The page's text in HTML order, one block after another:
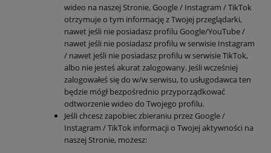
wideo na naszej Stronie, Google / Instagram / TikTok
otrzymuje o tym informację z Twojej przeglądarki,
nawet jeśli nie posiadasz profilu Google/YouTube /
nawet jeśli nie posiadasz profilu w serwisie Instagram
/ nawet jeśli nie posiadasz profilu w serwisie TikTok,
albo nie jesteś akurat zalogowany. Jeśli wcześniej
zalogowałeś się do w/w serwisu, to usługodawca ten
będzie mógł bezpośrednio przyporządkować
odtworzenie wideo do Twojego profilu.
Jeśli chcesz zapobiec zbieraniu przez Google /
Instagram / TikTok informacji o Twojej aktywności na
naszej Stronie, możesz: